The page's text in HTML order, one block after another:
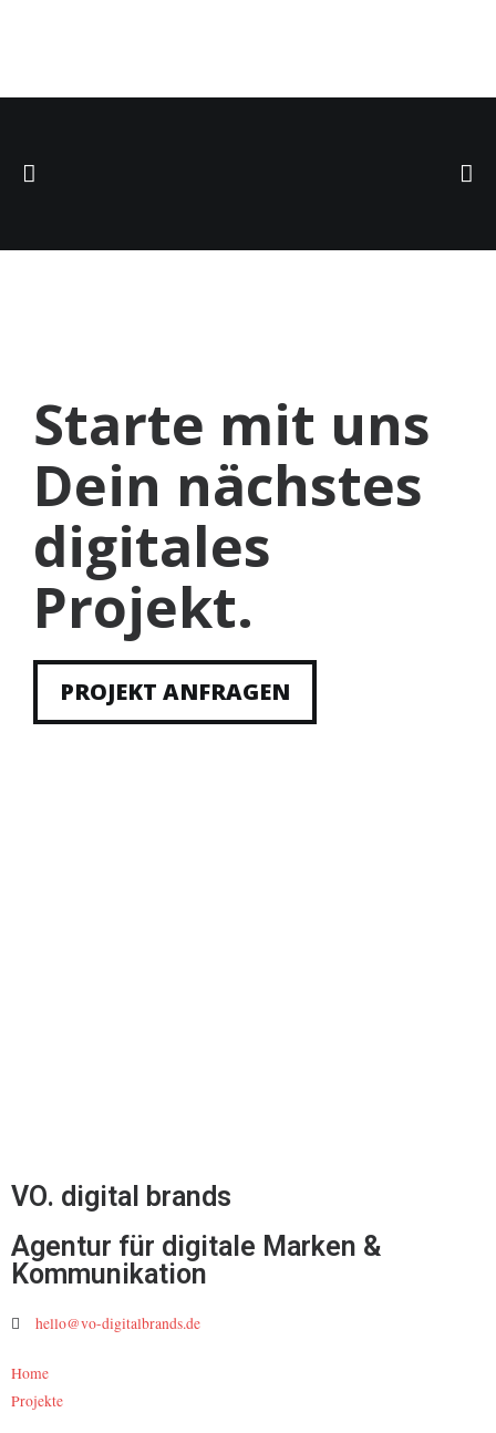
Starte mit uns
Dein nächstes
digitales
Projekt.
PROJEKT ANFRAGEN
VO. digital brands
Agentur für digitale Marken &
Kommunikation
hello@vo-digitalbrands.de
Home
Projekte